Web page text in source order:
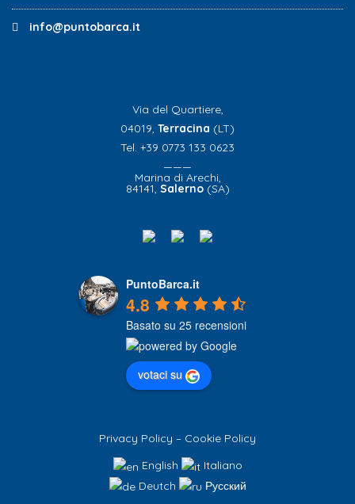
info@puntobarca.it
Via del Quartiere,
04019, Terracina (LT)
Tel. +39 0773 133 0623
———
Marina di Arechi,
84141, Salerno(SA)
PuntoBarca.it
4.8
Basato su 25 recensioni
votaci su
Privacy Policy – Cookie Policy
English
Italiano
Deutch
Русский